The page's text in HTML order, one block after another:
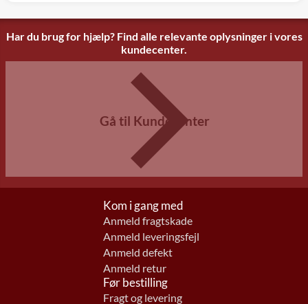
Har du brug for hjælp? Find alle relevante oplysninger i vores
kundecenter.
Gå til Kundecenter
Kom i gang med
Anmeld fragtskade
Anmeld leveringsfejl
Anmeld defekt
Anmeld retur
Før bestilling
Fragt og levering